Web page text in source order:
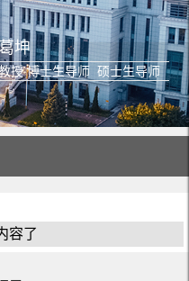
坤
授 博士生导师 硕士生导师
容了